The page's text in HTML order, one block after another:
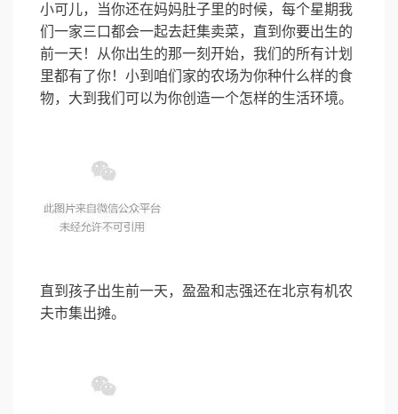
小可儿，当你还在妈妈肚子里的时候，每个星期我
们一家三口都会一起去赶集卖菜，直到你要出生的
前一天！从你出生的那一刻开始，我们的所有计划
里都有了你！小到咱们家的农场为你种什么样的食
物，大到我们可以为你创造一个怎样的生活环境。
直到孩子出生前一天，盈盈和志强还在北京有机农
夫市集出摊。